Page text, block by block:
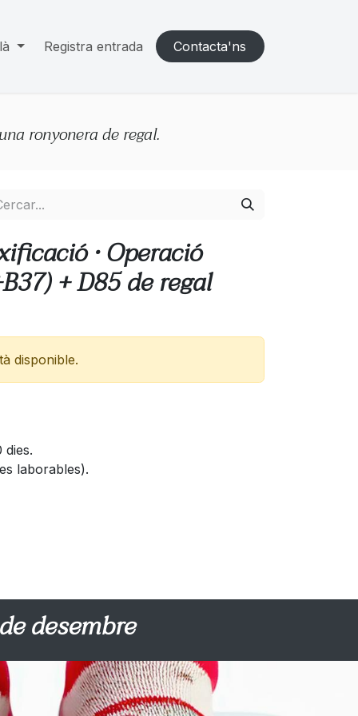
Registra entrada Cont​​acta'ns
ronyonera de regal.
· Operació
+ D85 de regal
disponible.
dies.
laborables).
desembre